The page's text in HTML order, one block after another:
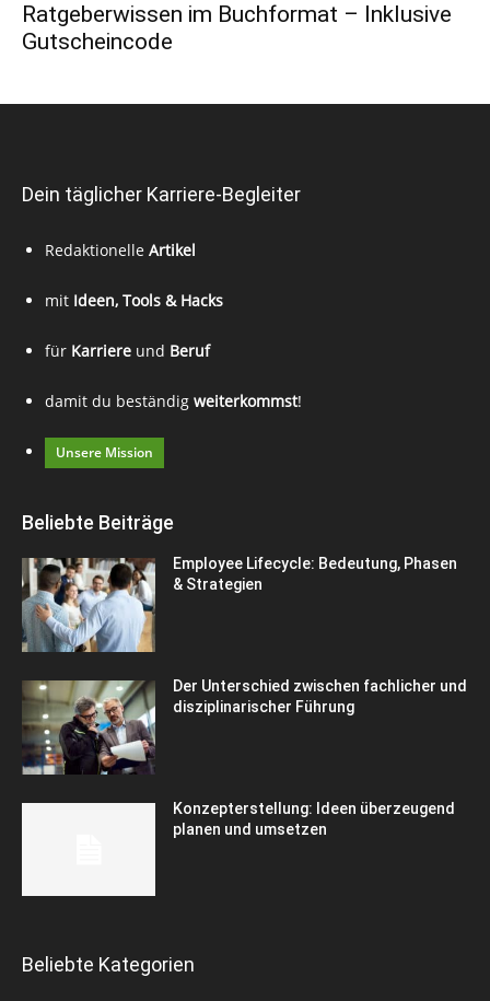
Ratgeberwissen im Buchformat – Inklusive
Gutscheincode
Dein täglicher Karriere-Begleiter
Redaktionelle Artikel
mit Ideen, Tools & Hacks
für Karriere und Beruf
damit du beständig weiterkommst!
Unsere Mission
Beliebte Beiträge
Employee Lifecycle: Bedeutung, Phasen
& Strategien
Der Unterschied zwischen fachlicher und
disziplinarischer Führung
Konzepterstellung: Ideen überzeugend
planen und umsetzen
Beliebte Kategorien